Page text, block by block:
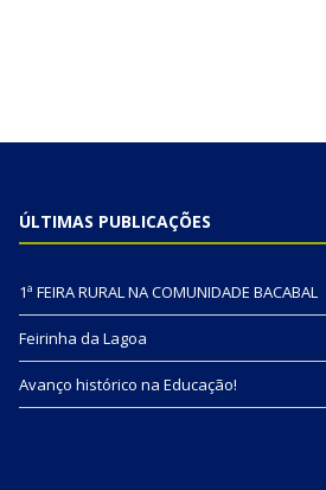
ÚLTIMAS PUBLICAÇÕES
1ª FEIRA RURAL NA COMUNIDADE BACABAL
Feirinha da Lagoa
Avanço histórico na Educação!